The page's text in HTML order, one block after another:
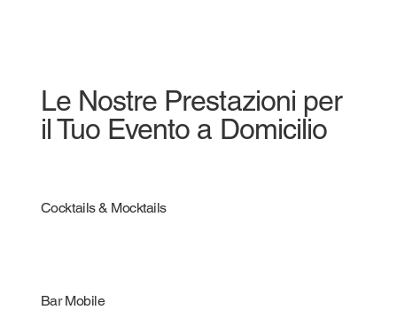
Le Nostre Prestazioni per
il Tuo Evento a Domicilio
Cocktails & Mocktails
Bar Mobile